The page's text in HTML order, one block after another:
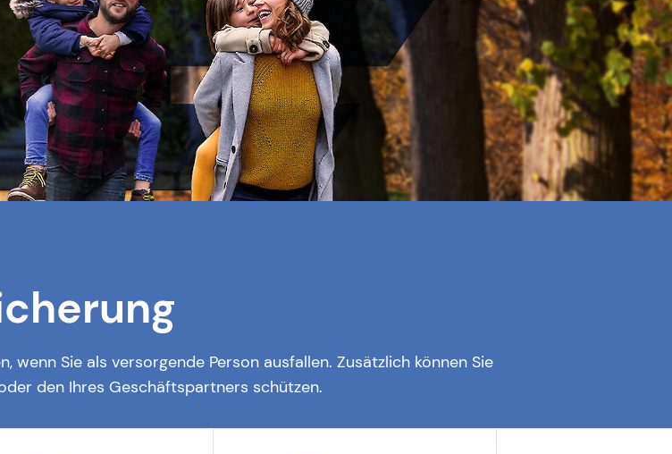
wenn Sie als versorgende Person ausfallen. Zusätzlich können Sie
den Ihres Geschäftspartners schützen.